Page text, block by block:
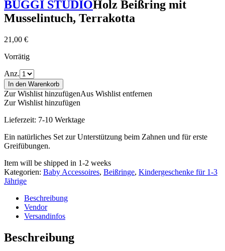
BUGGI STUDIOHolz Beißring mit
Musselintuch, Terrakotta
21,00 €
Vorrätig
Anz.
In den Warenkorb
Zur Wishlist hinzufügenAus Wishlist entfernen
Zur Wishlist hinzufügen
Lieferzeit: 7-10 Werktage
Ein natürliches Set zur Unterstützung beim Zahnen und für erste
Greifübungen.
Item will be shipped in 1-2 weeks
Kategorien: Baby Accessoires, Beißringe, Kindergeschenke für 1-3
Jährige
Beschreibung
Vendor
Versandinfos
Beschreibung